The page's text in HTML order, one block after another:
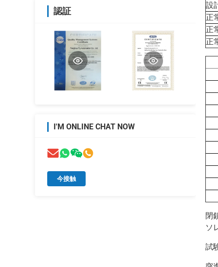
認証
I'M ONLINE CHAT NOW
今接触
設
正
正
正
閉
ソ
試